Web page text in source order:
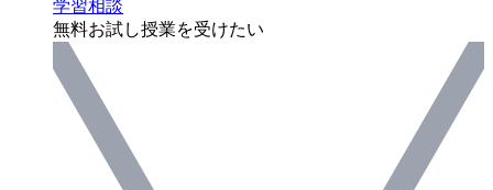
学習相談
無料お試し授業を受けたい